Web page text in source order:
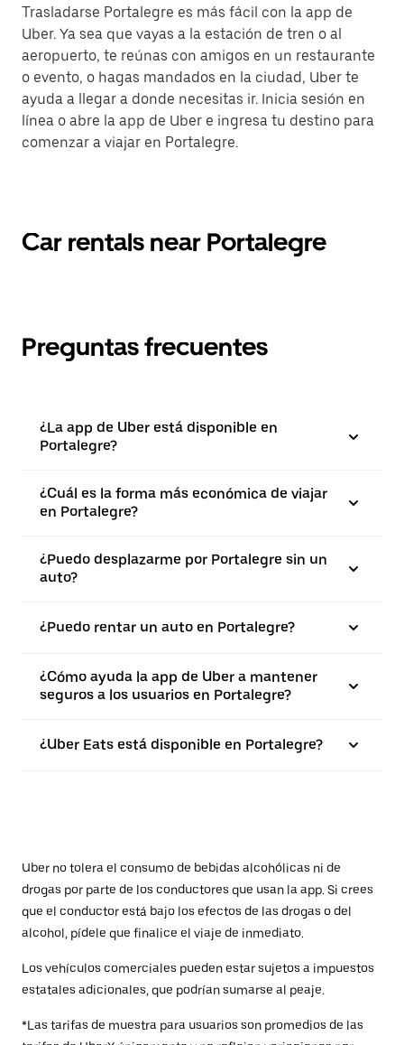
Trasladarse Portalegre es más fácil con la app de
Uber. Ya sea que vayas a la estación de tren o al
aeropuerto, te reúnas con amigos en un restaurante
o evento, o hagas mandados en la ciudad, Uber te
ayuda a llegar a donde necesitas ir. Inicia sesión en
línea o abre la app de Uber e ingresa tu destino para
comenzar a viajar en Portalegre.
Car rentals near Portalegre
Preguntas frecuentes
¿La app de Uber está disponible en
Portalegre?
¿Cuál es la forma más económica de viajar
en Portalegre?
¿Puedo desplazarme por Portalegre sin un
auto?
¿Puedo rentar un auto en Portalegre?
¿Cómo ayuda la app de Uber a mantener
seguros a los usuarios en Portalegre?
¿Uber Eats está disponible en Portalegre?
Uber no tolera el consumo de bebidas alcohólicas ni de
drogas por parte de los conductores que usan la app. Si crees
que el conductor está bajo los efectos de las drogas o del
alcohol, pídele que finalice el viaje de inmediato.
Los vehículos comerciales pueden estar sujetos a impuestos
estatales adicionales, que podrían sumarse al peaje.
*Las tarifas de muestra para usuarios son promedios de las